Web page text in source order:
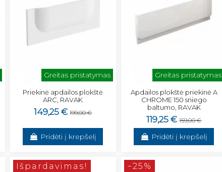
Greitas pristatymas
Priekinė apdailos plokštė
ARC, RAVAK
149,25 € 199,00 €
Pridėti į krepšelį
Greitas pristatymas
Apdailos plokštė priekinė A
CHROME 150 sniego
baltumo, RAVAK
119,25 € 159,00 €
Pridėti į krepšelį
Išpardavimas!
−25%